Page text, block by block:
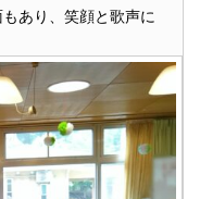
あり、笑顔と歌声に